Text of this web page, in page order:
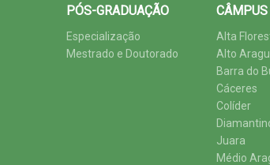
PÓS-GRADUAÇÃO
Especialização
Mestrado e Doutorado
CÂMPUS
Alta
Alto
Barra do
Cáceres
Colíder
Juara
Médio